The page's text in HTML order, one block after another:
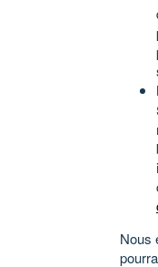
Nous